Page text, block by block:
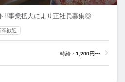
!!事業拡大により正社員募集◎
卒歓迎
時給： 1,200円〜